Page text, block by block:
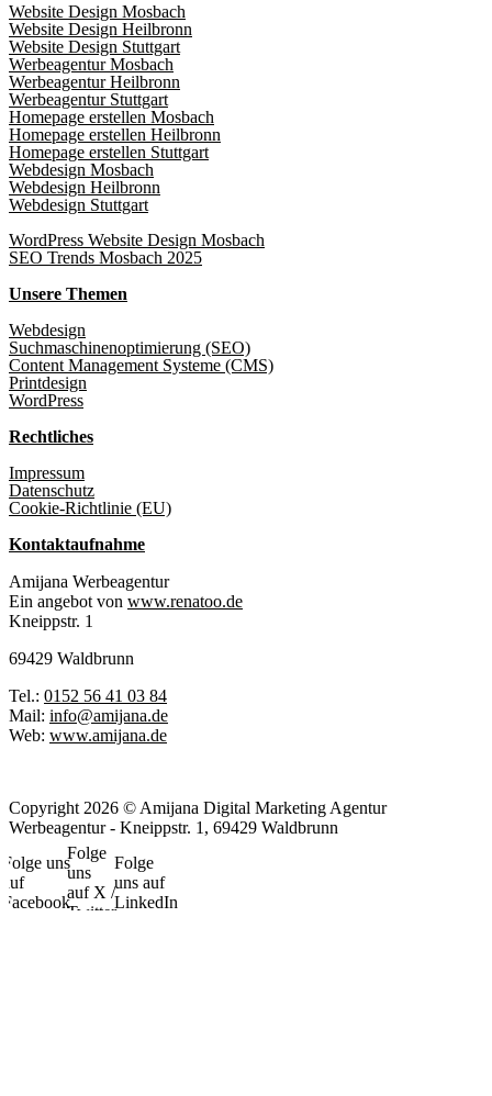
Website Design Mosbach
Website Design Heilbronn
Website Design Stuttgart
Werbeagentur Mosbach
Werbeagentur Heilbronn
Werbeagentur Stuttgart
Homepage erstellen Mosbach
Homepage erstellen Heilbronn
Homepage erstellen Stuttgart
Webdesign Mosbach
Webdesign Heilbronn
Webdesign Stuttgart
WordPress Website Design Mosbach
SEO Trends Mosbach 2025
Unsere Themen
Webdesign
Suchmaschinenoptimierung (SEO)
Content Management Systeme (CMS)
Printdesign
WordPress
Rechtliches
Impressum
Datenschutz
Cookie-Richtlinie (EU)
Kontaktaufnahme
Amijana Werbeagentur
Ein angebot von www.renatoo.de
Kneippstr. 1
69429 Waldbrunn
Tel.: 0152 56 41 03 84
Mail: info@amijana.de
Web: www.amijana.de
Copyright 2026 © Amijana Digital Marketing Agentur
Werbeagentur - Kneippstr. 1, 69429 Waldbrunn
Folge uns
auf
Facebook
Folge
uns
auf X /
Twitter
Folge
uns auf
LinkedIn